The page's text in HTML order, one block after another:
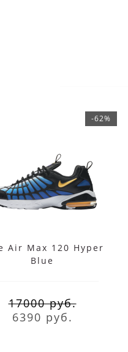
-62%
Air Max 120 Hyper
Blue
17000 руб.
6390 руб.